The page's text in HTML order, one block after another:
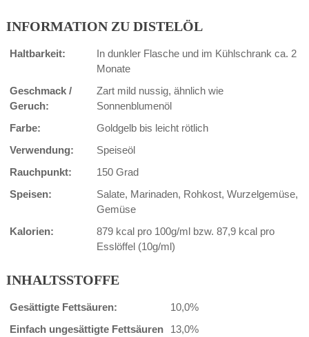
INFORMATION ZU DISTELÖL
Haltbarkeit:
In dunkler Flasche und im Kühlschrank ca. 2
Monate
Geschmack /
Geruch:
Zart mild nussig, ähnlich wie
Sonnenblumenöl
Farbe:
Goldgelb bis leicht rötlich
Verwendung:
Speiseöl
Rauchpunkt:
150 Grad
Speisen:
Salate, Marinaden, Rohkost, Wurzelgemüse,
Gemüse
Kalorien:
879 kcal pro 100g/ml bzw. 87,9 kcal pro
Esslöffel (10g/ml)
INHALTSSTOFFE
Gesättigte Fettsäuren:
10,0%
Einfach ungesättigte Fettsäuren
13,0%